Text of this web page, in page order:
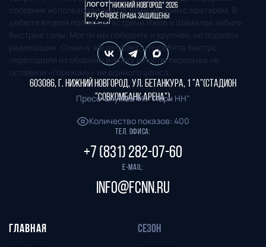
соперник использовал выход один на один с вратарем. В
дебюте второй половины встречи Ижов и Шамилов забили
быстрые голы. Могли мы победить и крупнее, но подвела
реализация. Отмечу же тот факт, что ребята быстро
переходили из обороны в атаку и после перерыва не
оставили «Горькому» ни единого шанса.
Пресс-служба ФК "Пари НН"
Количество показов: 400
"Нижний Новгород" 2026
Все права защищены
603086, г. Нижний Новгород, ул. Бетанкура, 1 "А"(стадион
"СОВКОМБАНК АРЕНА").
Тел. офиса:
+7 (831) 282-07-60
E-mail:
info@fcnn.ru
ГЛАВНАЯ
СЕЗОН